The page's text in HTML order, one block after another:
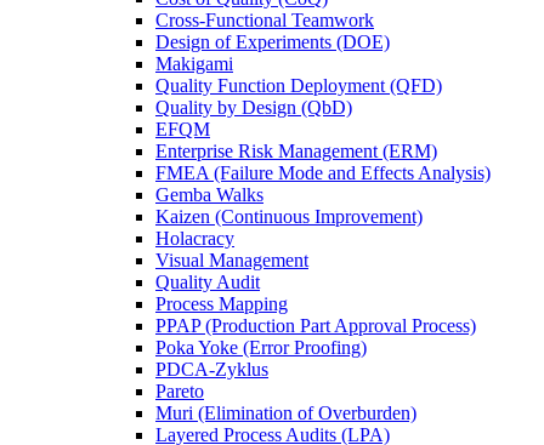
Cross-Functional Teamwork
Design of Experiments (DOE)
Makigami
Quality Function Deployment (QFD)
Quality by Design (QbD)
EFQM
Enterprise Risk Management (ERM)
FMEA (Failure Mode and Effects Analysis)
Gemba Walks
Kaizen (Continuous Improvement)
Holacracy
Visual Management
Quality Audit
Process Mapping
PPAP (Production Part Approval Process)
Poka Yoke (Error Proofing)
PDCA-Zyklus
Pareto
Muri (Elimination of Overburden)
Layered Process Audits (LPA)